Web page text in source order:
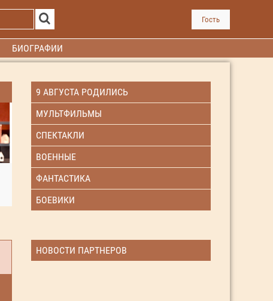
Гость
БИОГРАФИИ
9 АВГУСТА РОДИЛИСЬ
МУЛЬТФИЛЬМЫ
СПЕКТАКЛИ
ВОЕННЫЕ
ФАНТАСТИКА
БОЕВИКИ
НОВОСТИ ПАРТНЕРОВ